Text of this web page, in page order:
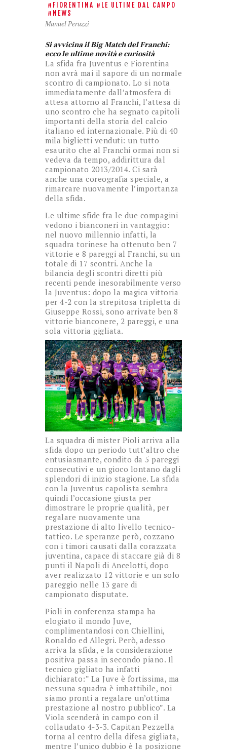
FIORENTINA
LE ULTIME DAL CAMPO
NEWS
Manuel Peruzzi
Si avvicina il Big Match del Franchi:
ecco le ultime novità e curiosità
La sfida fra Juventus e Fiorentina
non avrà mai il sapore di un normale
scontro di campionato. Lo si nota
immediatamente dall’atmosfera di
attesa attorno al Franchi, l’attesa di
uno scontro che ha segnato capitoli
importanti della storia del calcio
italiano ed internazionale. Più di 40
mila biglietti venduti: un tutto
esaurito che al Franchi ormai non si
vedeva da tempo, addirittura dal
campionato 2013/2014. Ci sarà
anche una coreografia speciale, a
rimarcare nuovamente l’importanza
della sfida.
Le ultime sfide fra le due compagini
vedono i bianconeri in vantaggio:
nel nuovo millennio infatti, la
squadra torinese ha ottenuto ben 7
vittorie e 8 pareggi al Franchi, su un
totale di 17 scontri. Anche la
bilancia degli scontri diretti più
recenti pende inesorabilmente verso
la Juventus: dopo la magica vittoria
per 4-2 con la strepitosa tripletta di
Giuseppe Rossi, sono arrivate ben 8
vittorie bianconere, 2 pareggi, e una
sola vittoria gigliata.
La squadra di mister Pioli arriva alla
sfida dopo un periodo tutt’altro che
entusiasmante, condito da 5 pareggi
consecutivi e un gioco lontano dagli
splendori di inizio stagione. La sfida
con la Juventus capolista sembra
quindi l’occasione giusta per
dimostrare le proprie qualità, per
regalare nuovamente una
prestazione di alto livello tecnico-
tattico. Le speranze però, cozzano
con i timori causati dalla corazzata
juventina, capace di staccare già di 8
punti il Napoli di Ancelotti, dopo
aver realizzato 12 vittorie e un solo
pareggio nelle 13 gare di
campionato disputate.
Pioli in conferenza stampa ha
elogiato il mondo Juve,
complimentandosi con Chiellini,
Ronaldo ed Allegri. Però, adesso
arriva la sfida, e la considerazione
positiva passa in secondo piano. Il
tecnico gigliato ha infatti
dichiarato:” La Juve è fortissima, ma
nessuna squadra è imbattibile, noi
siamo pronti a regalare un’ottima
prestazione al nostro pubblico”. La
Viola scenderà in campo con il
collaudato 4-3-3. Capitan Pezzella
torna al centro della difesa gigliata,
mentre l’unico dubbio è la posizione